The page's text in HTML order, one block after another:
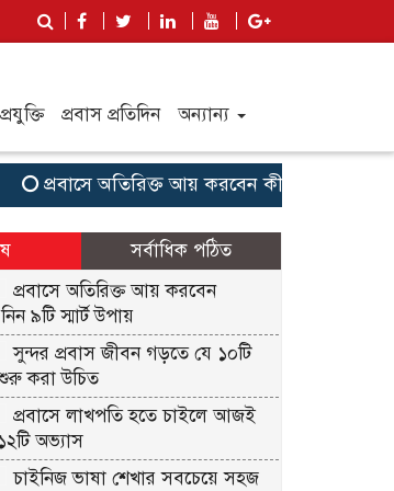
প্রযুক্তি প্রবাস প্রতিদিন অন্যান্য
প্রবাসে অতিরিক্ত আয় করবেন কীভাবে: জেনে নিন ৯টি
সর্বাধিক পঠিত
প্রবাসে অতিরিক্ত আয় করবেন
৯টি স্মার্ট উপায়
সুন্দর প্রবাস জীবন গড়তে যে ১০টি
করা উচিত
প্রবাসে লাখপতি হতে চাইলে আজই
অভ্যাস
চাইনিজ ভাষা শেখার সবচেয়ে সহজ